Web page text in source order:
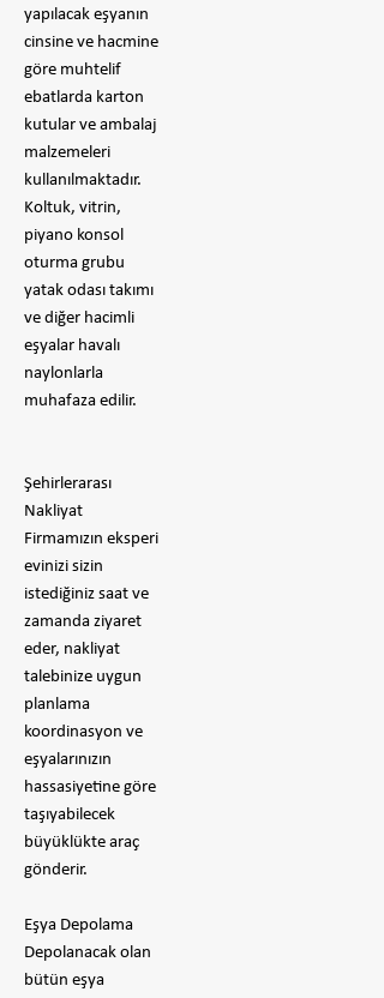
yapılacak eşyanın
cinsine ve hacmine
göre muhtelif
ebatlarda karton
kutular ve ambalaj
malzemeleri
kullanılmaktadır.
Koltuk, vitrin,
piyano konsol
oturma grubu
yatak odası takımı
ve diğer hacimli
eşyalar havalı
naylonlarla
muhafaza edilir.
Şehirlerarası
Nakliyat
Firmamızın eksperi
evinizi sizin
istediğiniz saat ve
zamanda ziyaret
eder, nakliyat
talebinize uygun
planlama
koordinasyon ve
eşyalarınızın
hassasiyetine göre
taşıyabilecek
büyüklükte araç
gönderir.
Eşya Depolama
Depolanacak olan
bütün eşya